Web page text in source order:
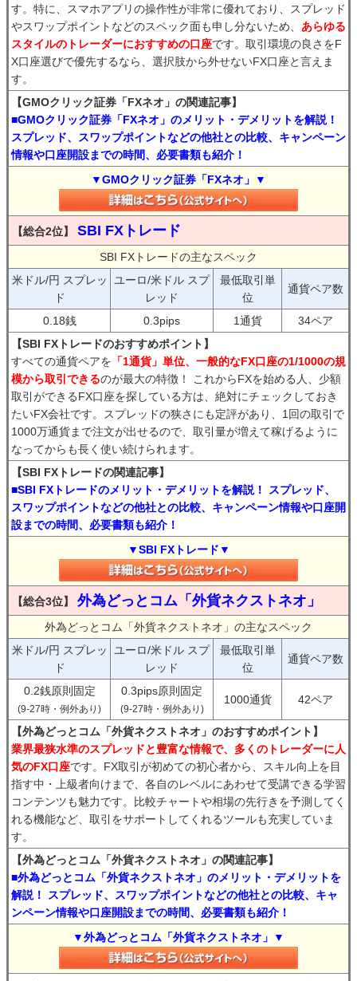
す。特に、スマホアプリの操作性が非常に優れており、スプレッド
やスワップポイントなどのスペック面も申し分ないため、 あらゆる
スタイルのトレーダーにおすすめの口座です。取引環境の良さをF
X口座選びで優先するなら、選択肢から外せないFX口座と言えま
す。
【GMOクリック証券「FXネオ」の関連記事】
■GMOクリック証券「FXネオ」のメリット・デメリットを解説！
スプレッド、スワップポイントなどの他社との比較、キャンペーン
情報や口座開設までの時間、必要書類も紹介！
▼GMOクリック証券「FXネオ」▼
【総合2位】 SBI FXトレード
SBI FXトレードの主なスペック
米ドル/円 スプレッ
ド
ユーロ/米ドル スプ
レッド
最低取引単
位
通貨ペア数
0.18銭 0.3pips 1通貨
34ペア
【SBI FXトレードのおすすめポイント】
すべての通貨ペアを 「1通貨」単位、一般的なFX口座の1/1000の規
模から取引できるのが最大の特徴！ これからFXを始める人、少額
取引ができるFX口座を探している方は、絶対にチェックしておき
たいFX会社です。スプレッドの狭さにも定評があり、1回の取引で
1000万通貨まで注文が出せるので、取引量が増えて稼げるように
なってからも長く使い続けられます。
【SBI FXトレードの関連記事】
■SBI FXトレードのメリット・デメリットを解説！ スプレッド、
スワップポイントなどの他社との比較、キャンペーン情報や口座開
設までの時間、必要書類も紹介！
▼SBI FXトレード▼
【総合3位】 外為どっとコム「外貨ネクストネオ」
外為どっとコム「外貨ネクストネオ」の主なスペック
米ドル/円 スプレッ
ド
ユーロ/米ドル スプ
レッド
最低取引単
位
通貨ペア数
0.2銭原則固定
(9-27時・例外あり)
0.3pips原則固定
(9-27時・例外あり)
1000通貨 42ペア
【外為どっとコム「外貨ネクストネオ」のおすすめポイント】
業界最狭水準のスプレッドと豊富な情報で、多くのトレーダーに人
気のFX口座です。FX取引が初めての初心者から、スキル向上を目
指す中・上級者向けまで、各自のレベルにあわせて受講できる学習
コンテンツも魅力です。比較チャートや相場の先行きを予測してく
れる機能など、取引をサポートしてくれるツールも充実していま
す。
【外為どっとコム「外貨ネクストネオ」の関連記事】
■外為どっとコム「外貨ネクストネオ」のメリット・デメリットを
解説！ スプレッド、スワップポイントなどの他社との比較、キャ
ンペーン情報や口座開設までの時間、必要書類も紹介！
▼外為どっとコム「外貨ネクストネオ」▼